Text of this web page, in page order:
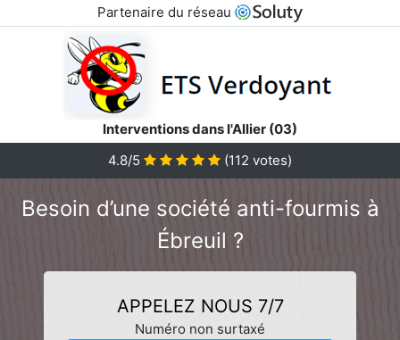
Partenaire du réseau
Interventions dans l'Allier (03)
4.8/5
(112 votes)
Besoin d’une société anti-fourmis à
Ébreuil ?
APPELEZ NOUS 7/7
Numéro non surtaxé